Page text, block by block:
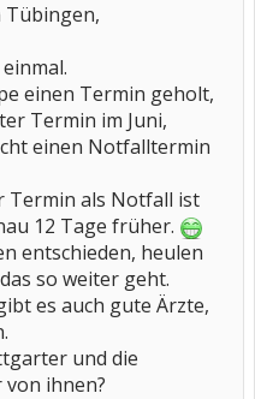
Tübingen,
einen Termin geholt,
Termin im Juni,
einen Notfalltermin
Termin als Notfall ist
12 Tage früher.
entschieden, heulen
so weiter geht.
es auch gute Ärzte,
und die
von ihnen?